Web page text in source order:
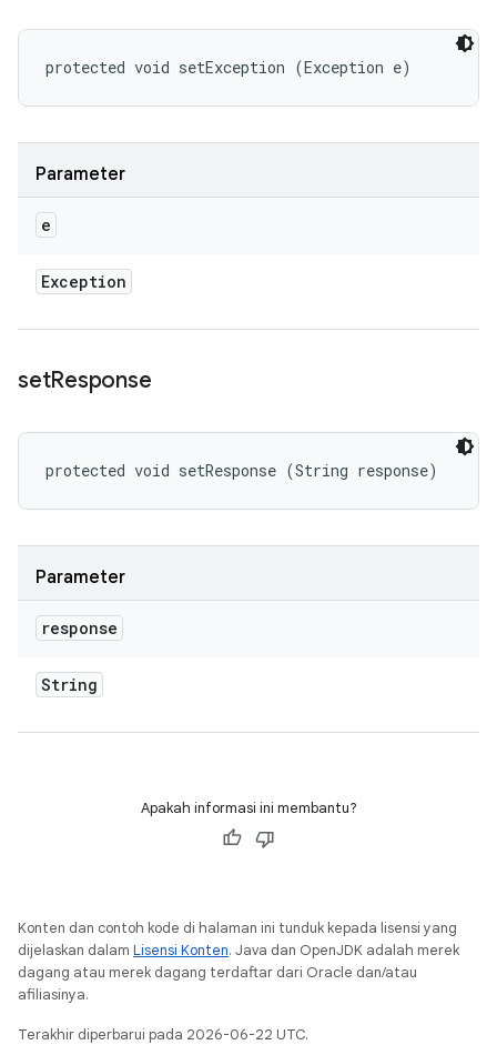
protected void setException (Exception e)
Parameter
e
Exception
setResponse
protected void setResponse (String response)
Parameter
response
String
Apakah informasi ini membantu?
Konten dan contoh kode di halaman ini tunduk kepada lisensi yang
dijelaskan dalam Lisensi Konten. Java dan OpenJDK adalah merek
dagang atau merek dagang terdaftar dari Oracle dan/atau
afiliasinya.
Terakhir diperbarui pada 2026-06-22 UTC.